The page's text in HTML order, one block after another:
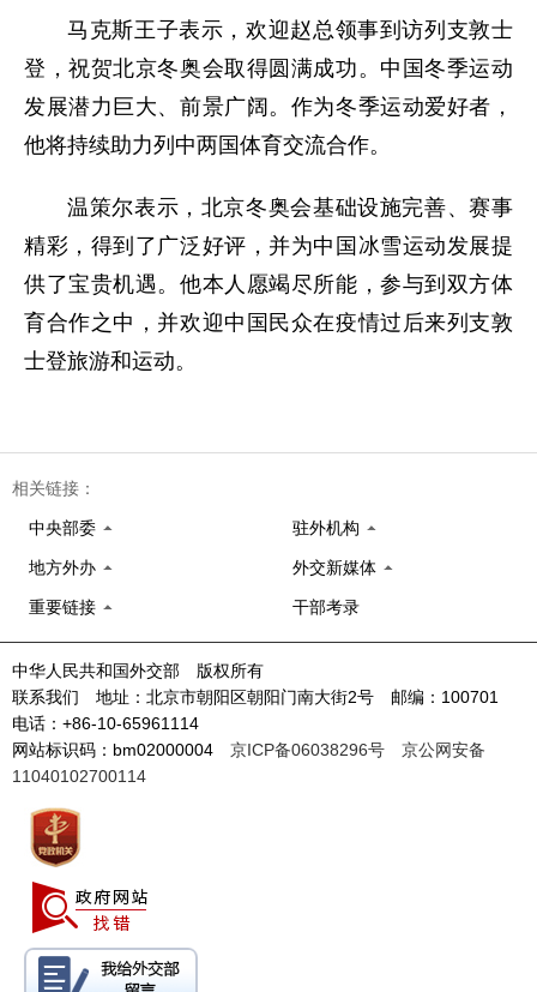
马克斯王子表示，欢迎赵总领事到访列支敦士
登，祝贺北京冬奥会取得圆满成功。中国冬季运动
发展潜力巨大、前景广阔。作为冬季运动爱好者，
他将持续助力列中两国体育交流合作。
温策尔表示，北京冬奥会基础设施完善、赛事
精彩，得到了广泛好评，并为中国冰雪运动发展提
供了宝贵机遇。他本人愿竭尽所能，参与到双方体
育合作之中，并欢迎中国民众在疫情过后来列支敦
士登旅游和运动。
相关链接：
中央部委 驻外机构
地方外办 外交新媒体
重要链接 干部考录
中华人民共和国外交部 版权所有
联系我们 地址：北京市朝阳区朝阳门南大街2号 邮编：100701
电话：+86-10-65961114
网站标识码：bm02000004 京ICP备06038296号
京公网安备
11040102700114